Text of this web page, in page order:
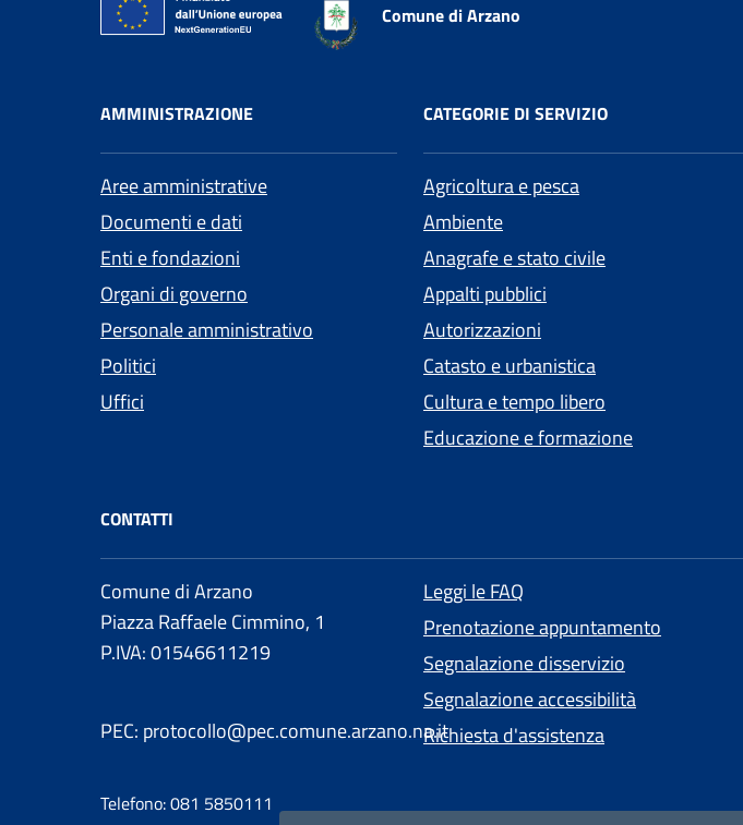
Comune di Arzano
AMMINISTRAZIONE
Aree amministrative
Documenti e dati
Enti e fondazioni
Organi di governo
Personale amministrativo
Politici
Uffici
CATEGORIE DI SERVIZIO
Agricoltura e pesca
Ambiente
Anagrafe e stato civile
Appalti pubblici
Autorizzazioni
Catasto e urbanistica
Cultura e tempo libero
Educazione e formazione
CONTATTI
Comune di Arzano
Piazza Raffaele Cimmino, 1
P.IVA: 01546611219
PEC: protocollo@pec.comune.arzano.na.it
Telefono: 081 5850111
Leggi le FAQ
Prenotazione appuntamento
Segnalazione disservizio
Segnalazione accessibilità
Richiesta d'assistenza